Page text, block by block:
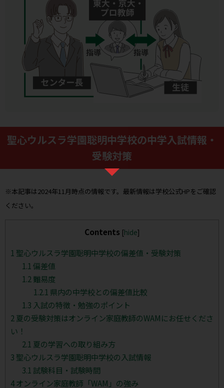
聖心ウルスラ学園聡明中学校の中学入試情報・
受験対策
※本記事は2024年11月時点の情報です。最新情報は学校公式HPをご確認
ください。
Contents [hide]
1 聖心ウルスラ学園聡明中学校の偏差値・受験対策
1.1偏差値
1.2難易度
1.2.1 県内の中学校との偏差値比較
1.3 入試の特徴・勉強のポイント
2夏の受験対策はオンライン家庭教師のWAMにお任せくださ
い！
2.1 夏の学習への取り組み方
3 聖心ウルスラ学園聡明中学校の入試情報
3.1 試験科目・試験時間
4オンライン家庭教師「WAM」の強み